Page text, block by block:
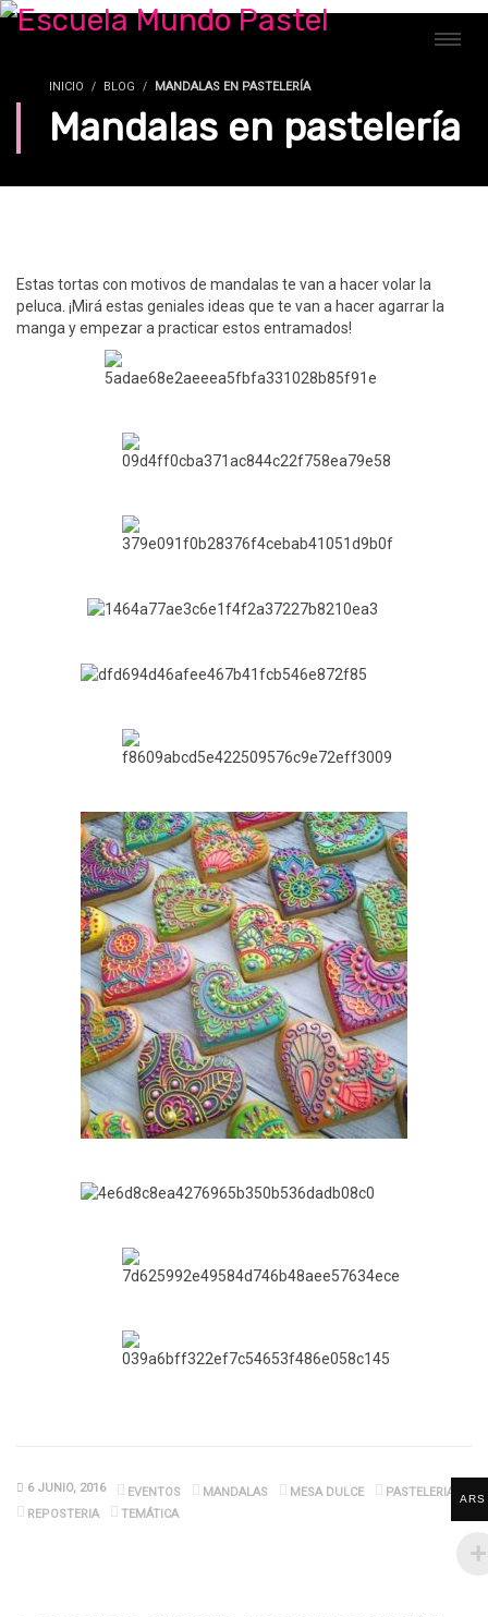
INICIO BLOG MANDALAS EN PASTELERÍA
Mandalas en pastelería
Estas tortas con motivos de mandalas te van a hacer volar la
peluca. ¡Mirá estas geniales ideas que te van a hacer agarrar la
manga y empezar a practicar estos entramados!
6 JUNIO, 2016 EVENTOS MANDALAS MESA DULCE
PASTELERIA
REPOSTERIA
TEMÁTICA
ARS